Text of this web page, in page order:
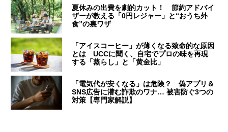
夏休みの出費を劇的カット！ 節約アドバイ
ザーが教える「0円レジャー」と“おうち外
食”の裏ワザ
「アイスコーヒー」が薄くなる致命的な原因
とは UCCに聞く、自宅でプロの味を再現
する「蒸らし」と「黄金比」
「電気代が安くなる」は危険？ 偽アプリ＆
SNS広告に潜む詐欺のワナ… 被害防ぐ3つの
対策【専門家解説】